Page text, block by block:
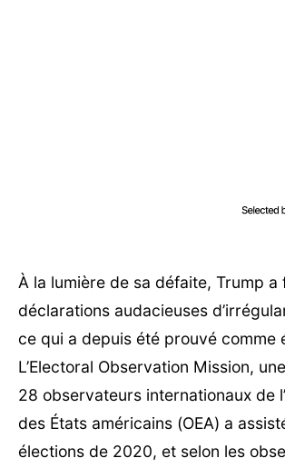
À la lumière de sa défaite, Trump a
déclarations audacieuses
ce qui a depuis été prouvé comme
L’Electoral Observation Mission,
28 observateurs internationaux de
des États américains (OEA) a
élections de 2020, et selon les